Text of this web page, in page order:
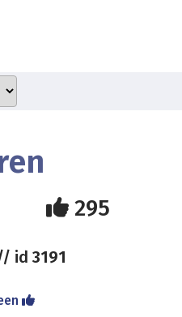
295
id 3191